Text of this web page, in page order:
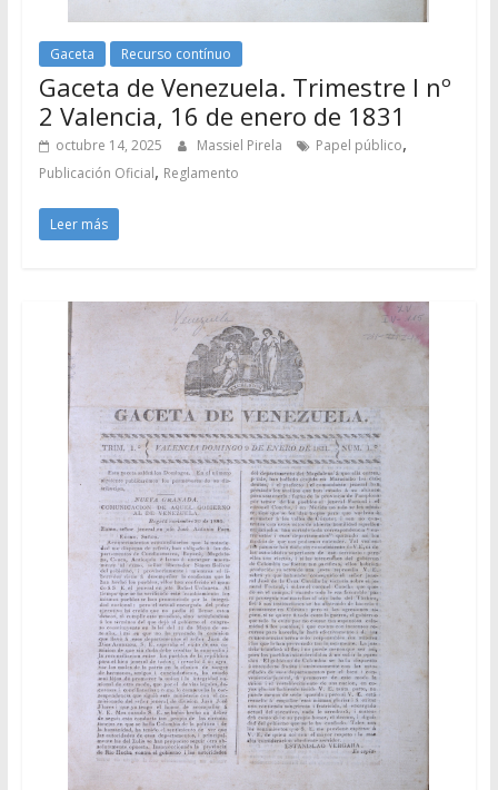
Gaceta Recurso contínuo
Gaceta de Venezuela. Trimestre I nº
2 Valencia, 16 de enero de 1831
octubre 14, 2025 Massiel Pirela Papel público,
Publicación Oficial, Reglamento
Leer más